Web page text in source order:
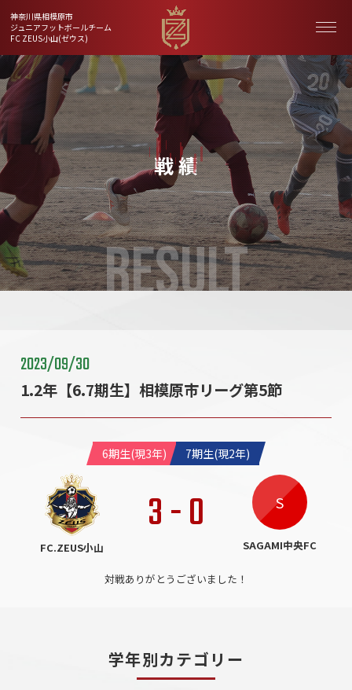
神奈川県相模原市
ジュニアフットボールチーム
FC ZEUS小山(ゼウス)
戦 績
RESULT
2023/09/30
1.2年【6.7期生】相模原市リーグ第5節
6期生(現3年) 7期生(現2年)
FC.ZEUS小山
3-0 S
SAGAMI中央FC
対戦ありがとうございました！
学年別カテゴリー